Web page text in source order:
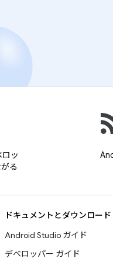
ッ
る
ドキュメントとダウンロード
Android Studio ガイド
デベロッパー ガイド